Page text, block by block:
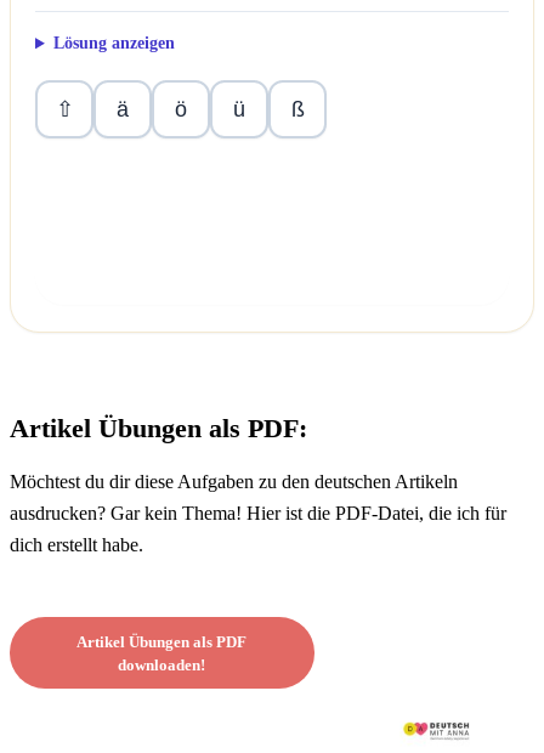
Lösung anzeigen
⇧ ä ö ü ß
Artikel Übungen als PDF:
Möchtest du dir diese Aufgaben zu den deutschen Artikeln
ausdrucken? Gar kein Thema! Hier ist die PDF-Datei, die ich für
dich erstellt habe.
Artikel Übungen als PDF
downloaden!